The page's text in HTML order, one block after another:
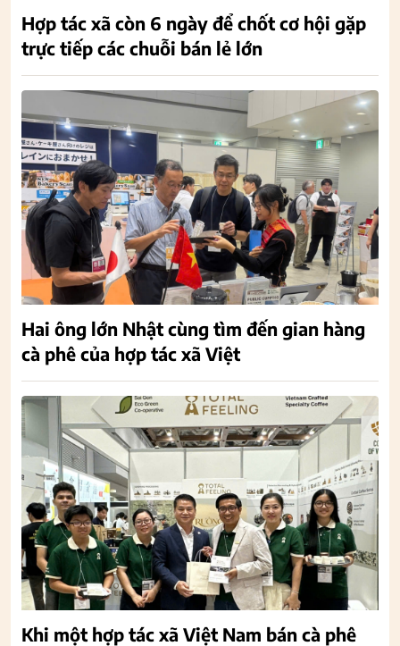
Hợp tác xã còn 6 ngày để chốt cơ hội gặp
trực tiếp các chuỗi bán lẻ lớn
Hai ông lớn Nhật cùng tìm đến gian hàng
cà phê của hợp tác xã Việt
Khi một hợp tác xã Việt Nam bán cà phê